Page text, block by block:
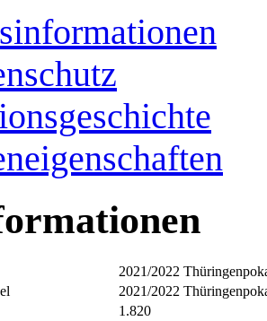
2021/2022
2021/2022
1.820